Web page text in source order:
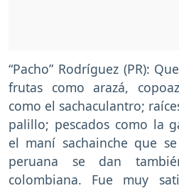
“Pacho” Rodríguez (PR):
frutas como arazá,
como el sachaculantro;
palillo; pescados como la
el maní sachainche que
peruana se dan
colombiana. Fue muy